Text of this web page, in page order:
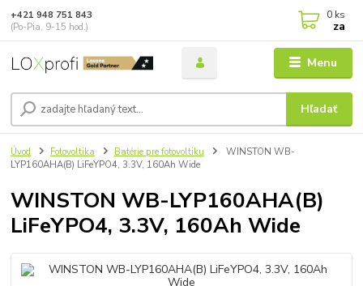
Menu
Hľadať
+421 948 751 843
(Po-Pia, 9-15 hod.)
0 ks
za
Úvod Fotovoltika Batérie pre fotovoltiku
WINSTON WB-
LYP160AHA(B) LiFeYPO4, 3.3V, 160Ah Wide
WINSTON WB-LYP160AHA(B)
LiFeYPO4, 3.3V, 160Ah Wide